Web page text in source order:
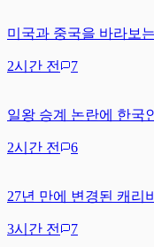
미국과 중국을 바라보
2시간 전 7
일왕 승계 논란에 한국
2시간 전 6
27년 만에 변경된 캐리
3시간 전 7